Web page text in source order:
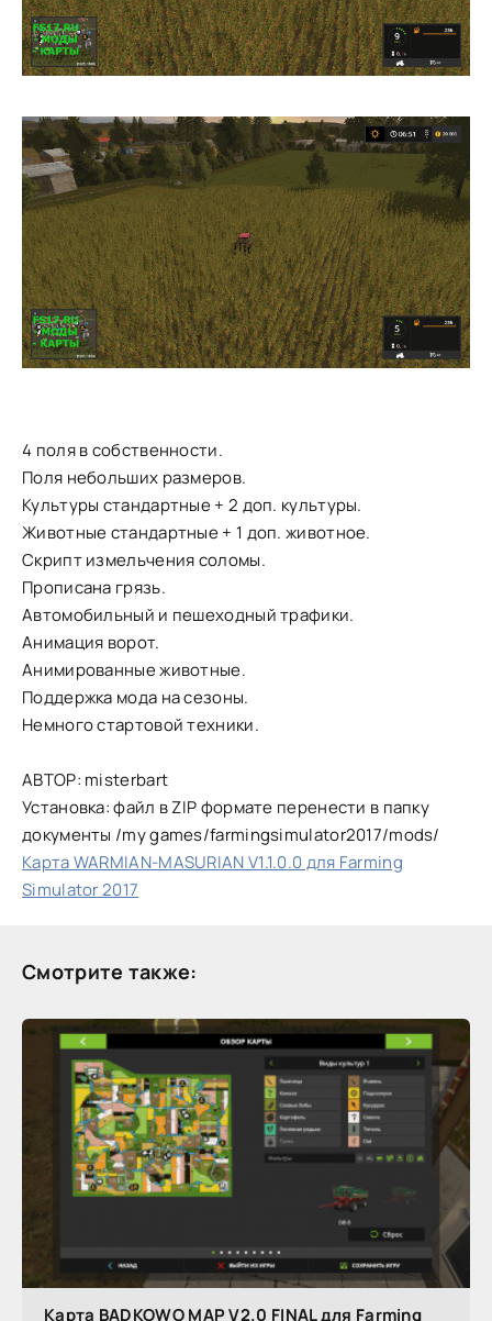
4 поля в собственности.
Поля небольших размеров.
Культуры стандартные + 2 доп. культуры.
Животные стандартные + 1 доп. животное.
Скрипт измельчения соломы.
Прописана грязь.
Автомобильный и пешеходный трафики.
Анимация ворот.
Анимированные животные.
Поддержка мода на сезоны.
Немного стартовой техники.
АВТОР: misterbart
Установка: файл в ZIP формате перенести в папку
документы /my games/farmingsimulator2017/mods/
Карта WARMIAN-MASURIAN V1.1.0.0 для Farming
Simulator 2017
Смотрите также:
Карта BADKOWO MAP V2.0 FINAL для Farming